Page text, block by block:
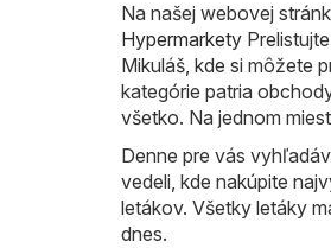
Na našej webovej
Hypermarkety
Mikuláš, kde si môžete
kategórie patria
všetko. Na jednom
Denne pre vás
vedeli, kde nakúpite
letákov. Všetky letáky
dnes.